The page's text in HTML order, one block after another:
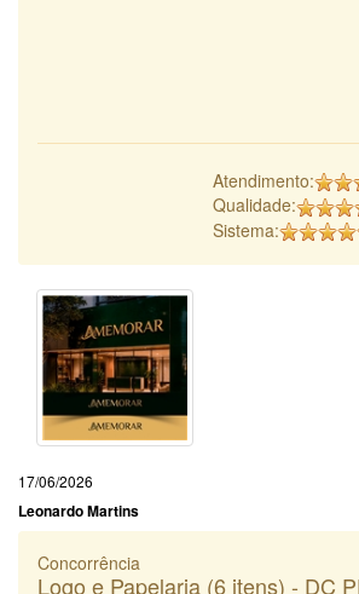
Atendimento:
Qualidade:
Sistema:
17/06/2026
Leonardo Martins
Concorrência
Logo e Papelaria (6 itens) - DC